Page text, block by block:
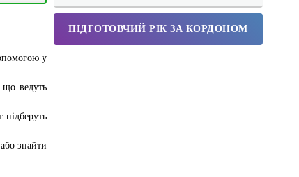
у
що ведуть
знайти
ПІДГОТОВЧИЙ РІК ЗА КОРДОНОМ